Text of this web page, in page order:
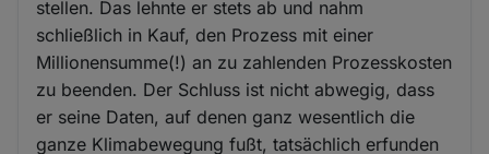
stellen. Das lehnte er stets ab und nahm
schließlich in Kauf, den Prozess mit einer
Millionensumme(!) an zu zahlenden Prozesskosten
zu beenden. Der Schluss ist nicht abwegig, dass
er seine Daten, auf denen ganz wesentlich die
ganze Klimabewegung fußt, tatsächlich erfunden